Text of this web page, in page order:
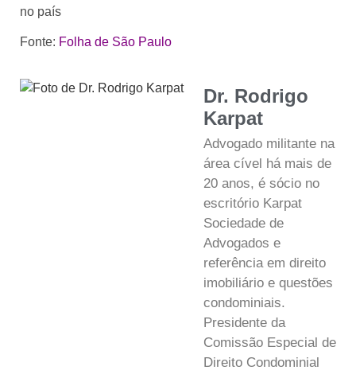
no país
Fonte: Folha de São Paulo
Dr. Rodrigo
Karpat
Advogado militante na
área cível há mais de
20 anos, é sócio no
escritório Karpat
Sociedade de
Advogados e
referência em direito
imobiliário e questões
condominiais.
Presidente da
Comissão Especial de
Direito Condominial